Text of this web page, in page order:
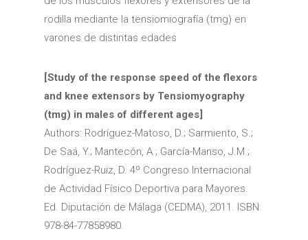
rodilla mediante la tensiomiografía (tmg) en
varones de distintas edades
[Study of the response speed of the flexors
and knee extensors by Tensiomyography
(tmg) in males of different ages]
Authors: Rodríguez-Matoso, D.; Sarmiento, S.;
De Saá, Y.; Mantecón, A.; García-Manso, J.M.;
Rodríguez-Ruiz, D. 4º Congreso Internacional
de Actividad Físico Deportiva para Mayores.
Ed. Diputación de Málaga (CEDMA), 2011. ISBN:
978-84-77858980.